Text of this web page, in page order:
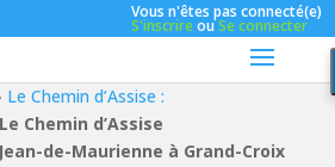
Vous n'êtes pas connecté(e)
S'inscrireouSe connecter
Le Chemin d’Assise :
Le Chemin d’Assise
de-Maurienne à Grand-Croix